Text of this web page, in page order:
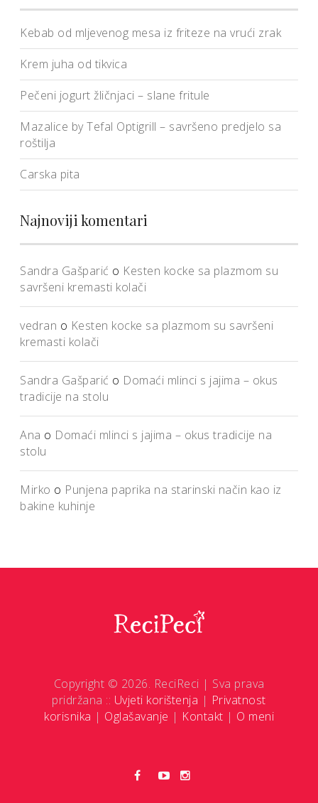
Kebab od mljevenog mesa iz friteze na vrući zrak
Krem juha od tikvica
Pečeni jogurt žličnjaci – slane fritule
Mazalice by Tefal Optigrill – savršeno predjelo sa
roštilja
Carska pita
Najnoviji komentari
Sandra Gašparić o Kesten kocke sa plazmom su
savršeni kremasti kolači
vedran o Kesten kocke sa plazmom su savršeni
kremasti kolači
Sandra Gašparić o Domaći mlinci s jajima – okus
tradicije na stolu
Ana o Domaći mlinci s jajima – okus tradicije na
stolu
Mirko o Punjena paprika na starinski način kao iz
bakine kuhinje
Copyright © 2026. ReciReci | Sva prava
pridržana :: Uvjeti korištenja | Privatnost
korisnika | Oglašavanje | Kontakt | O meni